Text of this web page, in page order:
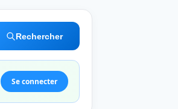
Rechercher
Se connecter